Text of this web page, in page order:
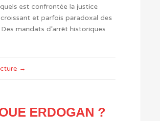
est confrontée la justice
et parfois paradoxal des
mandats d’arrêt historiques
→
ERDOGAN ?